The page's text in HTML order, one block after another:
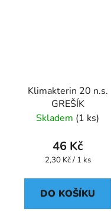
Klimakterin 20 n.s.
GREŠÍK
Skladem (1 ks)
46 Kč
Měrná
2,30 Kč / 1 ks
DO KOŠÍKU